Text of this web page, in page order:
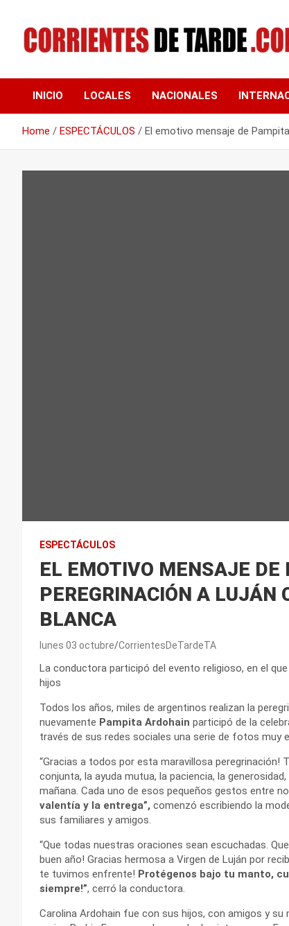
content
CORRIENTES DE
TARDE
INICIO LOCALES NACIONALES
Home ESPECTÁCULOS El emotivo mensaje de
ESPECTÁCULOS
EL EMOTIVO MENSAJE
PEREGRINACIÓN A LUJÁN
BLANCA
lunes 03 octubre CorrientesDeTardeTA
La conductora participó del evento religioso, en el
hijos
Todos los años, miles de argentinos realizan la
nuevamente Pampita Ardohain participó de la
través de sus redes sociales una serie de fotos muy
“Gracias a todos por esta maravillosa peregrinación!
conjunta, la ayuda mutua, la paciencia, la
mañana. Cada uno de esos pequeños gestos entre
valentía y la entrega”, comenzó escribiendo la
sus familiares y amigos.
“Que todas nuestras oraciones sean escuchadas.
buen año! Gracias hermosa a Virgen de Luján por
te tuvimos enfrente! Protégenos bajo tu manto,
siempre!”, cerró la conductora.
Carolina Ardohain fue con sus hijos, con amigos y